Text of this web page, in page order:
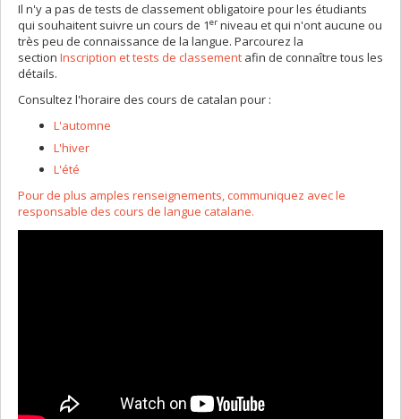
Il n'y a pas de tests de classement obligatoire pour les étudiants
qui souhaitent suivre un cours de 1er niveau et qui n'ont aucune ou
très peu de connaissance de la langue. Parcourez la
section Inscription et tests de classement afin de connaître tous les
détails.
Consultez l'horaire des cours de catalan pour :
L'automne
L'hiver
L'été
Pour de plus amples renseignements, communiquez avec le
responsable des cours de langue catalane.